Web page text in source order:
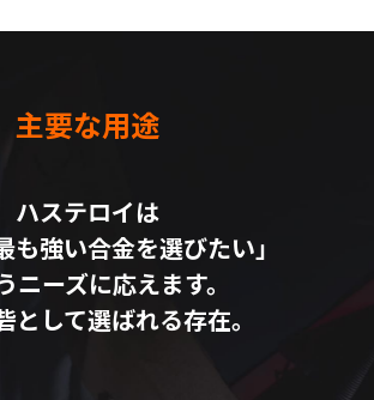
主要な用途
ハステロイは
も強い合金を選びたい」
ニーズに応えます。
として選ばれる存在。